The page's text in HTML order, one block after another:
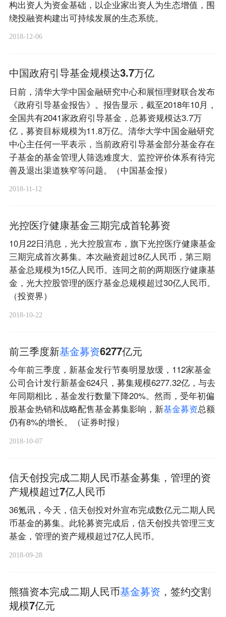
构出资人为资金基础，以企业家出资人为生态增值，围
绕投融资构建出可持续发展的生态系统。
2018-12-06
中国政府引导基金规模达3.7万亿
日前，清华大学中国金融研究中心和展恒理财联合发布
《政府引导基金报告》。报告显示，截至2018年10月，
全国共有2041家政府引导基金，总募资规模达3.7万
亿，募资目标规模为11.8万亿。清华大学中国金融研究
中心主任何一平表示，当前政府引导基金部分基金存在
子基金的基金管理人筛选难度大、监控评价体系有待完
善及退出渠道狭窄等问题。（中国基金报）
2018-11-12
光控医疗健康基金三期完成首轮募资
10月22日消息，光大控股宣布，旗下光控医疗健康基金
三期完成首次募集。本次融资超过8亿人民币，第三期
基金总规模为15亿人民币。连同之前的两期医疗健康基
金，光大控股管理的医疗基金总规模超过30亿人民币。
（投资界）
2018-10-22
前三季度新基金募资6277亿元
今年前三季度，新基金发行节奏明显放缓，112家基金
公司合计发行新基金624只，募集规模6277.32亿，与去
年同期相比，基金发行数量下降20%。然而，受年初偏
股基金热销和战略配售基金募集影响，新基金募资总额
仍有8%的增长。（证券时报）
2018-10-07
信天创投完成二期人民币基金募集，管理的资
产规模超过7亿人民币
36氪讯，今天，信天创投对外宣布完成数亿元二期人民
币基金的募集。此轮募资完成后，信天创投共管理三支
基金，管理的资产规模超过7亿人民币。
2018-09-28
熊猫资本完成二期人民币基金募资 ，签约交割
规模7亿元